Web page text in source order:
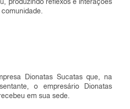
produzindo reflexos e interações
Dionatas Sucatas que, na
o empresário Dionatas
em sua sede.